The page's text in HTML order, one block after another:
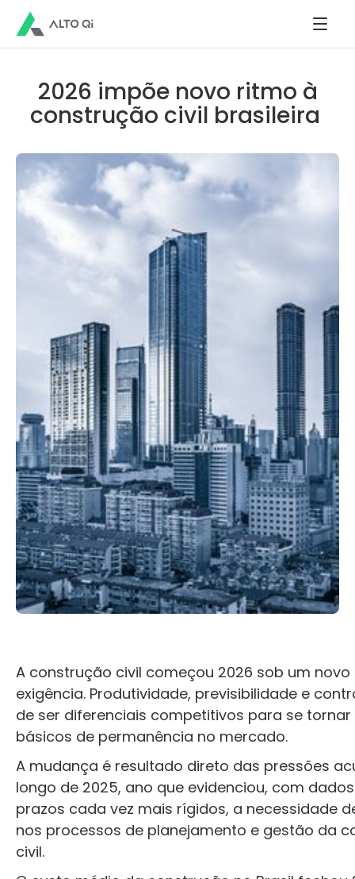
2026 impõe novo ritmo à
construção civil brasileira
A construção civil começou 2026 sob um novo
exigência. Produtividade, previsibilidade e
de ser diferenciais competitivos para se
básicos de permanência no mercado.
A mudança é resultado direto das pressões
longo de 2025, ano que evidenciou, com
prazos cada vez mais rígidos, a necessidade
nos processos de planejamento e gestão da
civil.